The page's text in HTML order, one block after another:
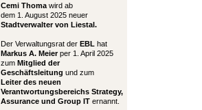
Cemi Thoma wird ab
dem 1. August 2025 neuer
Stadtverwalter von Liestal.
Der Verwaltungsrat der EBL hat
Markus A. Meierper 1. April 2025
zum Mitglied der
Geschäftsleitung und zum
Leiter des neuen
Verantwortungsbereichs Strategy,
Assurance und Group IT ernannt.